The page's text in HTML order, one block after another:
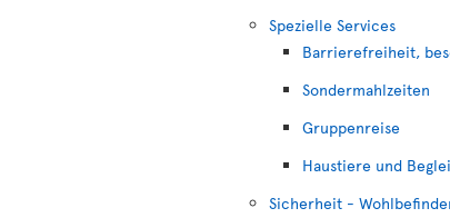
Spezielle Services
Barrierefreiheit,
Sondermahlzeiten
Gruppenreise
Haustiere und
Sicherheit -